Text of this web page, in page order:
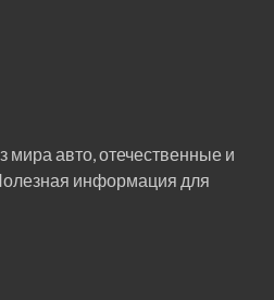
мира авто, отечественные и
информация для